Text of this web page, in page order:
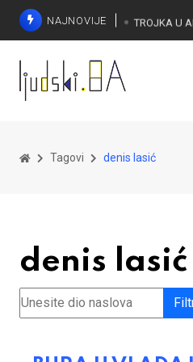
NAJNOVIJE
Tagovi denis lasić
denis lasić
Unesite dio naslova